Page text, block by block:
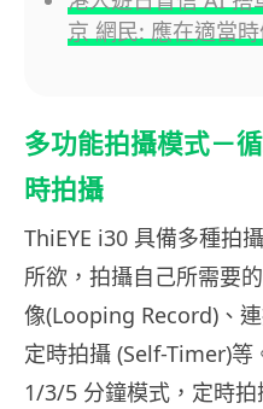
京 網民: 應在適當
多功能拍攝模式－
時拍攝
ThiEYE i30 具備多種拍
所欲，拍攝自己所需要
像(Looping Record)、
定時拍攝 (Self-Timer)
1/3/5 分鐘模式，定時